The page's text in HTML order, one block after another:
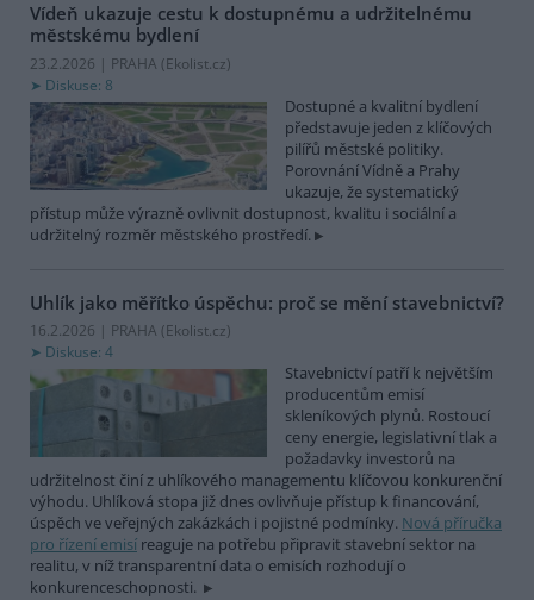
Vídeň ukazuje cestu k dostupnému a udržitelnému
městskému bydlení
23.2.2026 | PRAHA (Ekolist.cz)
Diskuse: 8
Dostupné a kvalitní bydlení
představuje jeden z klíčových
pilířů městské politiky.
Porovnání Vídně a Prahy
ukazuje, že systematický
přístup může výrazně ovlivnit dostupnost, kvalitu i sociální a
udržitelný rozměr městského prostředí.
Uhlík jako měřítko úspěchu: proč se mění stavebnictví?
16.2.2026 | PRAHA (Ekolist.cz)
Diskuse: 4
Stavebnictví patří k největším
producentům emisí
skleníkových plynů. Rostoucí
ceny energie, legislativní tlak a
požadavky investorů na
udržitelnost činí z uhlíkového managementu klíčovou konkurenční
výhodu. Uhlíková stopa již dnes ovlivňuje přístup k financování,
úspěch ve veřejných zakázkách i pojistné podmínky. Nová příručka
pro řízení emisí reaguje na potřebu připravit stavební sektor na
realitu, v níž transparentní data o emisích rozhodují o
konkurenceschopnosti.